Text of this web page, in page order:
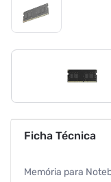
Ficha Técnica
Memória para